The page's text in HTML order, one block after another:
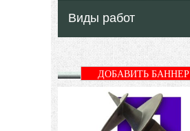
Виды работ
ДОБАВИТЬ БАННЕР